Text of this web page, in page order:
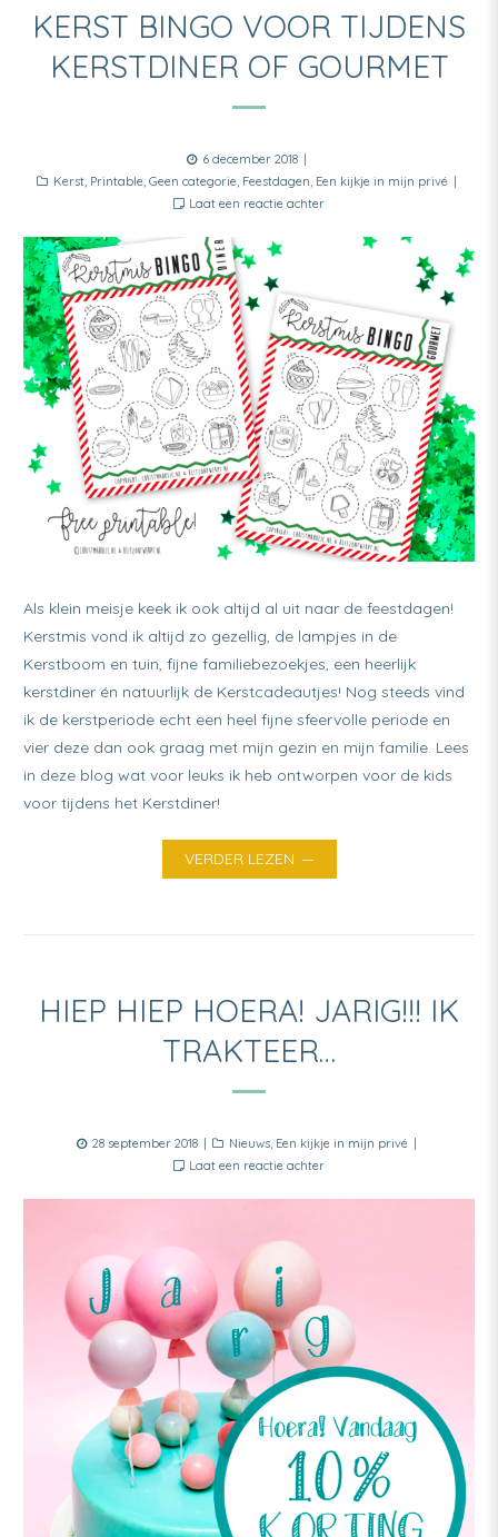
KERST BINGO VOOR TIJDENS
KERSTDINER OF GOURMET
Posted
on
6 december 2018
Categories
Kerst, Printable Geen categorie Feestdagen Een kijkje in mijn privé
Laat een reactie achter
Als klein meisje keek ik ook altijd al uit naar de feestdagen!
Kerstmis vond ik altijd zo gezellig, de lampjes in de
Kerstboom en tuin, fijne familiebezoekjes, een heerlijk
kerstdiner én natuurlijk de Kerstcadeautjes! Nog steeds vind
ik de kerstperiode echt een heel fijne sfeervolle periode en
vier deze dan ook graag met mijn gezin en mijn familie. Lees
in deze blog wat voor leuks ik heb ontworpen voor de kids
voor tijdens het Kerstdiner!
VERDER LEZEN
HIEP HIEP HOERA! JARIG!!! IK
TRAKTEER…
Posted
28 september 2018 Categories
Nieuws, Een kijkje in mijn privé
Laat een reactie achter